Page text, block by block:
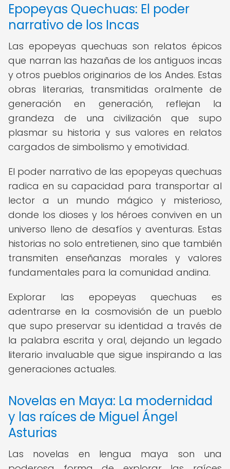
Epopeyas Quechuas: El poder
narrativo de los Incas
Las epopeyas quechuas son relatos épicos
que narran las hazañas de los antiguos incas
y otros pueblos originarios de los Andes. Estas
obras literarias, transmitidas oralmente de
generación en generación, reflejan la
grandeza de una civilización que supo
plasmar su historia y sus valores en relatos
cargados de simbolismo y emotividad.
El poder narrativo de las epopeyas quechuas
radica en su capacidad para transportar al
lector a un mundo mágico y misterioso,
donde los dioses y los héroes conviven en un
universo lleno de desafíos y aventuras. Estas
historias no solo entretienen, sino que también
transmiten enseñanzas morales y valores
fundamentales para la comunidad andina.
Explorar las epopeyas quechuas es
adentrarse en la cosmovisión de un pueblo
que supo preservar su identidad a través de
la palabra escrita y oral, dejando un legado
literario invaluable que sigue inspirando a las
generaciones actuales.
Novelas en Maya: La modernidad
y las raíces de Miguel Ángel
Asturias
Las novelas en lengua maya son una